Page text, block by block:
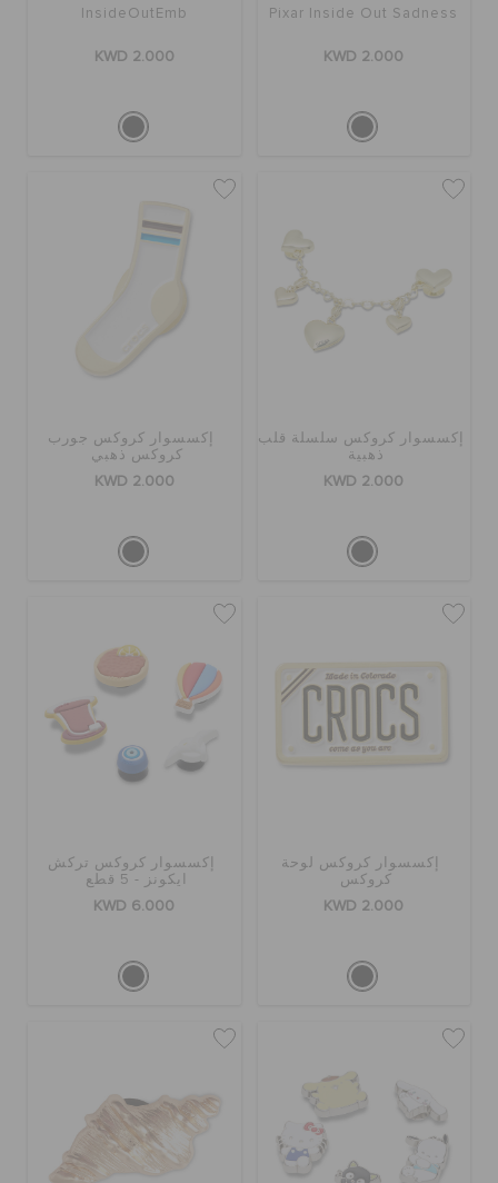
Pixar Inside Out Sadness
KWD 2.000
InsideOutEmb
KWD 2.000
إكسسوار كروكس سلسلة قلب
ذهبية
KWD 2.000
إكسسوار كروكس جورب
كروكس ذهبي
KWD 2.000
إكسسوار كروكس لوحة
كروكس
KWD 2.000
إكسسوار كروكس تركش
ايكونز - 5 قطع
KWD 6.000